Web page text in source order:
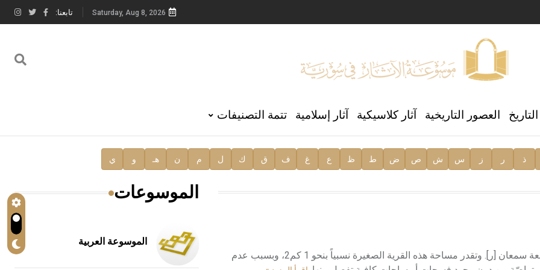
العالمي للغة العربية
Saturday, Aug 8, 2026 تابعنا:
العصور التاريخية آثار كلاسيكية آثار إسلامية تتمة التصنيفات
ذ ر ز س ش ص ض ط ظ ع غ ف ق ك ل م ن هـ و ي
تقع قرية تقلا Taql على جبل سمعان في شمالي سورية إلى جوار قلعة سمعان [ر]. وتقدر مساحة هذه القرية الصغيرة نسبياً بنحو 1 كم2، وبسبب عدم
الموسوعات
الموسوعة العربية